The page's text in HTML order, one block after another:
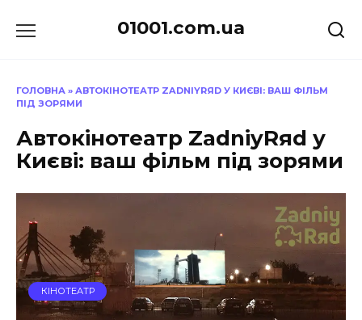
до
01001.com.ua
ГОЛОВНА » АВТОКІНОТЕАТР ZADNIYRЯD У КИЄВІ: ВАШ ФІЛЬМ
ПІД ЗОРЯМИ
Автокінотеатр ZadniyRяd у
Києві: ваш фільм під зорями
КІНОТЕАТР